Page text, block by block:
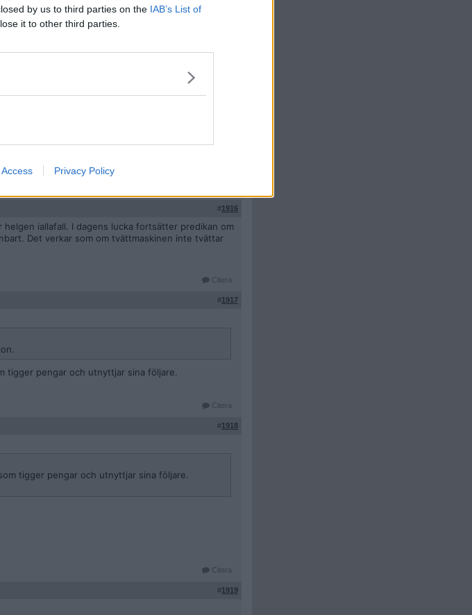
by us to third parties on the IAB’s List of
it to other third parties.
Privacy Policy
hur hon beter sig.
inte på henne själv.
#1916
iallafall. I dagens lucka fortsätter predikan om
Det verkar som om tvättmaskinen inte tvättar
Citera
#1917
tigger pengar och utnyttjar sina följare.
Citera
#1918
tigger pengar och utnyttjar sina följare.
Citera
#1919